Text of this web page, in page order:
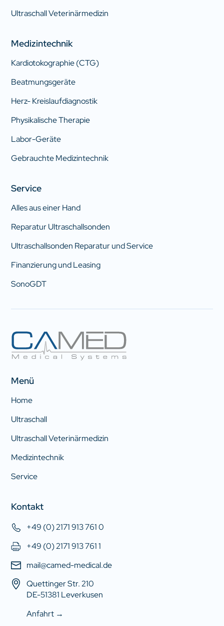
Ultraschall Veterinärmedizin
Medizintechnik
Kardiotokographie (CTG)
Beatmungsgeräte
Herz- Kreislaufdiagnostik
Physikalische Therapie
Labor-Geräte
Gebrauchte Medizintechnik
Service
Alles aus einer Hand
Reparatur Ultraschallsonden
Ultraschallsonden Reparatur und Service
Finanzierung und Leasing
SonoGDT
Menü
Home
Ultraschall
Ultraschall Veterinärmedizin
Medizintechnik
Service
Kontakt
+49 (0) 2171 913 761 0
+49 (0) 2171 913 761 1
mail@camed-medical.de
Quettinger Str. 210
DE-51381 Leverkusen
Anfahrt →